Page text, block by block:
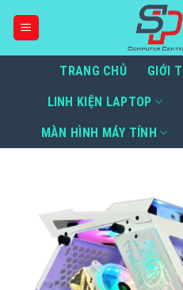
TRANG CHỦ GIỚI
LINH KIỆN LAPTOP
MÀN HÌNH MÁY TÍNH